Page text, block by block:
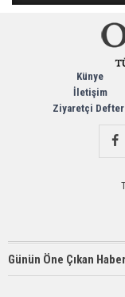
Künye
İletişim
Ziyaretçi
Günün Öne Çıkan